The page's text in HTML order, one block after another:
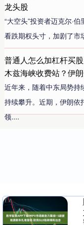
龙头股
“大空头”投资者迈克尔·
看跌期权头寸，加剧了
普通人怎么加杠杆买
木兹海峡收费站？伊
近年来，随着中东局势持
持续攀升。近期，伊朗依
领....